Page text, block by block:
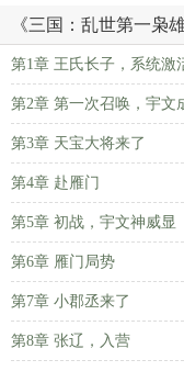
《三国：乱世第一枭
第1章 王氏长子，系统激
第2章 第一次召唤，宇文
第3章 天宝大将来了
第4章 赴雁门
第5章 初战，宇文神威显
第6章 雁门局势
第7章 小郡丞来了
第8章 张辽，入营